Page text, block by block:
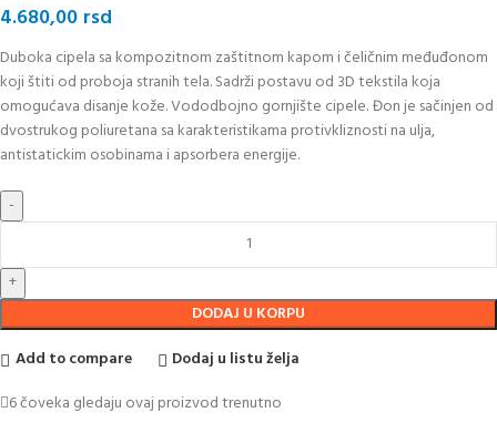
4.680,00 rsd
Duboka cipela sa kompozitnom zaštitnom kapom i čeličnim međuđonom
koji štiti od proboja stranih tela. Sadrži postavu od 3D tekstila koja
omogućava disanje kože. Vododbojno gornjište cipele. Đon je sačinjen od
dvostrukog poliuretana sa karakteristikama protivkliznosti na ulja,
antistatickim osobinama i apsorbera energije.
DODAJ U KORPU
Add to compare
Dodaj u listu želja
6čoveka gledaju ovaj proizvod trenutno